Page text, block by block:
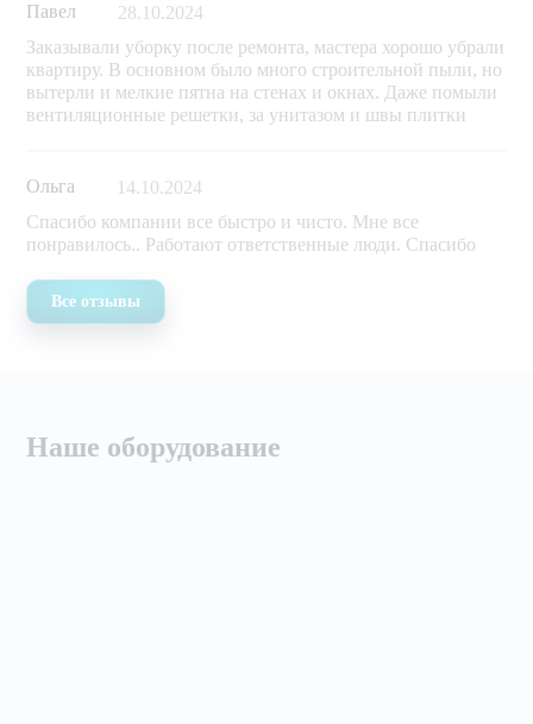
Павел
28.10.2024
Заказывали уборку после ремонта, мастера хорошо убрали
квартиру. В основном было много строительной пыли, но
вытерли и мелкие пятна на стенах и окнах. Даже помыли
вентиляционные решетки, за унитазом и швы плитки
Ольга
14.10.2024
Спасибо компании все быстро и чисто. Мне все
понравилось.. Работают ответственные люди. Спасибо
Все отзывы
Наше оборудование